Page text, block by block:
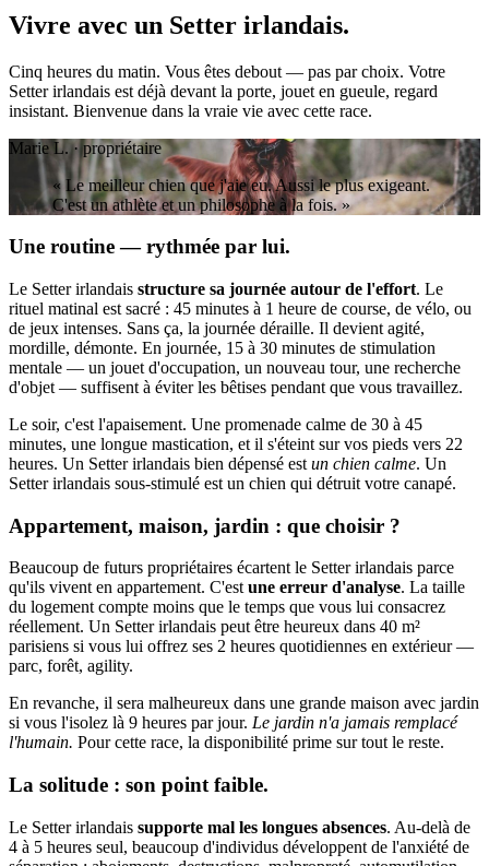
Vivre avec un Setter irlandais.
Cinq heures du matin. Vous êtes debout — pas par choix. Votre
Setter irlandais est déjà devant la porte, jouet en gueule, regard
insistant. Bienvenue dans la vraie vie avec cette race.
Marie L. · propriétaire
« Le meilleur chien que j'aie eu. Aussi le plus exigeant.
C'est un athlète et un philosophe à la fois. »
Une routine — rythmée par lui.
Le Setter irlandais structure sa journée autour de l'effort. Le
rituel matinal est sacré : 45 minutes à 1 heure de course, de vélo, ou
de jeux intenses. Sans ça, la journée déraille. Il devient agité,
mordille, démonte. En journée, 15 à 30 minutes de stimulation
mentale — un jouet d'occupation, un nouveau tour, une recherche
d'objet — suffisent à éviter les bêtises pendant que vous travaillez.
Le soir, c'est l'apaisement. Une promenade calme de 30 à 45
minutes, une longue mastication, et il s'éteint sur vos pieds vers 22
heures. Un Setter irlandais bien dépensé est un chien calme. Un
Setter irlandais sous-stimulé est un chien qui détruit votre canapé.
Appartement, maison, jardin : que choisir ?
Beaucoup de futurs propriétaires écartent le Setter irlandais parce
qu'ils vivent en appartement. C'estune erreur d'analyse. La taille
du logement compte moins que le temps que vous lui consacrez
réellement. Un Setter irlandais peut être heureux dans 40 m²
parisiens si vous lui offrez ses 2 heures quotidiennes en extérieur —
parc, forêt, agility.
En revanche, il sera malheureux dans une grande maison avec jardin
si vous l'isolez là 9 heures par jour. Le jardin n'a jamais remplacé
l'humain. Pour cette race, la disponibilité prime sur tout le reste.
La solitude : son point faible.
Le Setter irlandais supporte mal les longues absences. Au-delà de
4 à 5 heures seul, beaucoup d'individus développent de l'anxiété de